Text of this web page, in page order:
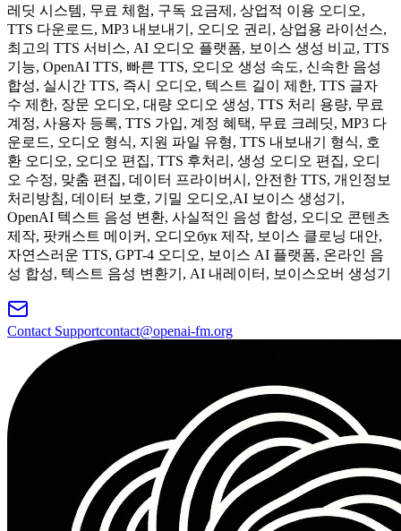
레딧 시스템, 무료 체험, 구독 요금제, 상업적 이용 오디오,
TTS 다운로드, MP3 내보내기, 오디오 권리, 상업용 라이선스,
최고의 TTS 서비스, AI 오디오 플랫폼, 보이스 생성 비교, TTS
기능, OpenAI TTS, 빠른 TTS, 오디오 생성 속도, 신속한 음성
합성, 실시간 TTS, 즉시 오디오, 텍스트 길이 제한, TTS 글자
수 제한, 장문 오디오, 대량 오디오 생성, TTS 처리 용량, 무료
계정, 사용자 등록, TTS 가입, 계정 혜택, 무료 크레딧, MP3 다
운로드, 오디오 형식, 지원 파일 유형, TTS 내보내기 형식, 호
환 오디오, 오디오 편집, TTS 후처리, 생성 오디오 편집, 오디
오 수정, 맞춤 편집, 데이터 프라이버시, 안전한 TTS, 개인정보
처리방침, 데이터 보호, 기밀 오디오,AI 보이스 생성기,
OpenAI 텍스트 음성 변환, 사실적인 음성 합성, 오디오 콘텐츠
제작, 팟캐스트 메이커, 오디오бук 제작, 보이스 클로닝 대안,
자연스러운 TTS, GPT-4 오디오, 보이스 AI 플랫폼, 온라인 음
성 합성, 텍스트 음성 변환기, AI 내레이터, 보이스오버 생성기
Contact Supportcontact@openai-fm.org